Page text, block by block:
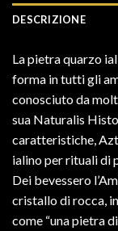
DESCRIZIONE
La pietra quarzo
forma in tutti gli
conosciuto da
sua Naturalis
caratteristiche,
ialino per rituali di
Dei bevessero
cristallo di rocca,
come “una pietra